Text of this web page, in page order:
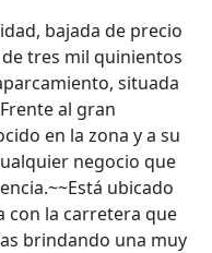
bajada de precio
de tres mil quinientos
situada
al gran
en la zona y a su
negocio que
ubicado
con la carretera que
brindando una muy